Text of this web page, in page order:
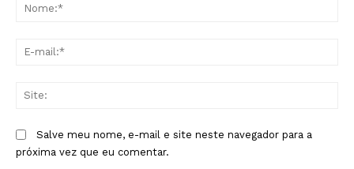
Salve meu nome, e-mail e site neste navegador para a
próxima vez que eu comentar.